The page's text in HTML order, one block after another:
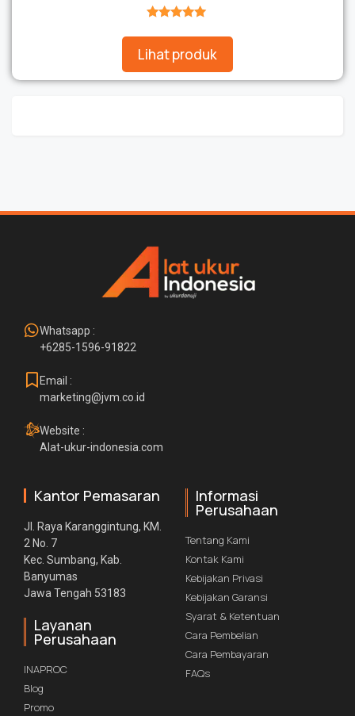
Lihat produk
Whatsapp :
+6285-1596-91822
Email :
marketing@jvm.co.id
Website :
Alat-ukur-indonesia.com
Kantor Pemasaran
Jl. Raya Karanggintung, KM.
2 No. 7
Kec. Sumbang, Kab.
Banyumas
Jawa Tengah 53183
Layanan
Perusahaan
INAPROC
Blog
Promo
Informasi
Perusahaan
Tentang Kami
Kontak Kami
Kebijakan Privasi
Kebijakan Garansi
Syarat & Ketentuan
Cara Pembelian
Cara Pembayaran
FAQs